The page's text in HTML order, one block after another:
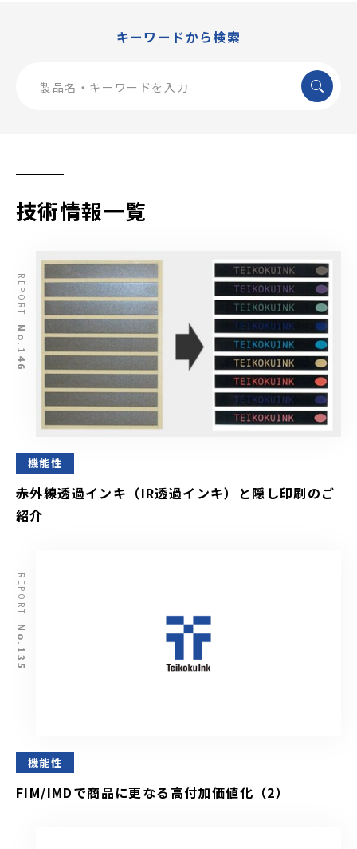
キーワードから検索
技術情報一覧
REPORT
No.146
機能性
赤外線透過インキ（IR透過インキ）と隠し印刷のご
紹介
REPORT
No.135
機能性
FIM/IMDで商品に更なる高付加価値化（2）